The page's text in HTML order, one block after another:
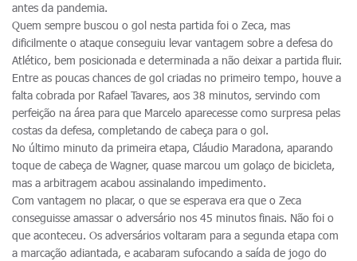
antes da pandemia.
Quem sempre buscou o gol nesta partida foi o Zeca, mas
dificilmente o ataque conseguiu levar vantagem sobre a defesa do
Atlético, bem posicionada e determinada a não deixar a partida fluir.
Entre as poucas chances de gol criadas no primeiro tempo, houve a
falta cobrada por Rafael Tavares, aos 38 minutos, servindo com
perfeição na área para que Marcelo aparecesse como surpresa pelas
costas da defesa, completando de cabeça para o gol.
No último minuto da primeira etapa, Cláudio Maradona, aparando
toque de cabeça de Wagner, quase marcou um golaço de bicicleta,
mas a arbitragem acabou assinalando impedimento.
Com vantagem no placar, o que se esperava era que o Zeca
conseguisse amassar o adversário nos 45 minutos finais. Não foi o
que aconteceu. Os adversários voltaram para a segunda etapa com
a marcação adiantada, e acabaram sufocando a saída de jogo do